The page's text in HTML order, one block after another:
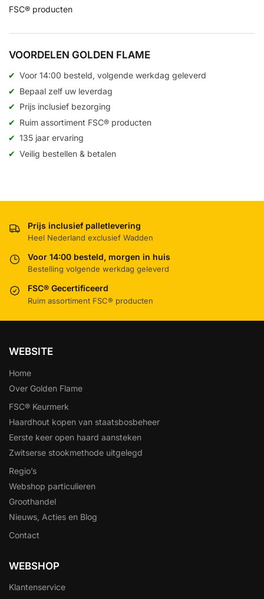
FSC® producten
VOORDELEN GOLDEN FLAME
Voor 14:00 besteld, volgende werkdag geleverd
Bepaal zelf uw leverdag
Prijs inclusief bezorging
Ruim assortiment FSC® producten
135 jaar ervaring
Veilig bestellen & betalen
Prijs inclusief palletlevering
Heel Nederland exclusief Wadden
Voor 14:00 besteld, morgen in huis
Bestelling volgende werkdag geleverd
FSC® Gecertificeerd
Ruim assortiment FSC® producten
WEBSITE
Home
Over Golden Flame
FSC® Keurmerk
Haardhout kopen van staatsbosbeheer
Eerste keer open haard aansteken
Zwitserse stookmethode uitgelegd
Regio’s
Webshop particulieren
Groothandel
Nieuws, Acties en Blog
Contact
WEBSHOP
Klantenservice